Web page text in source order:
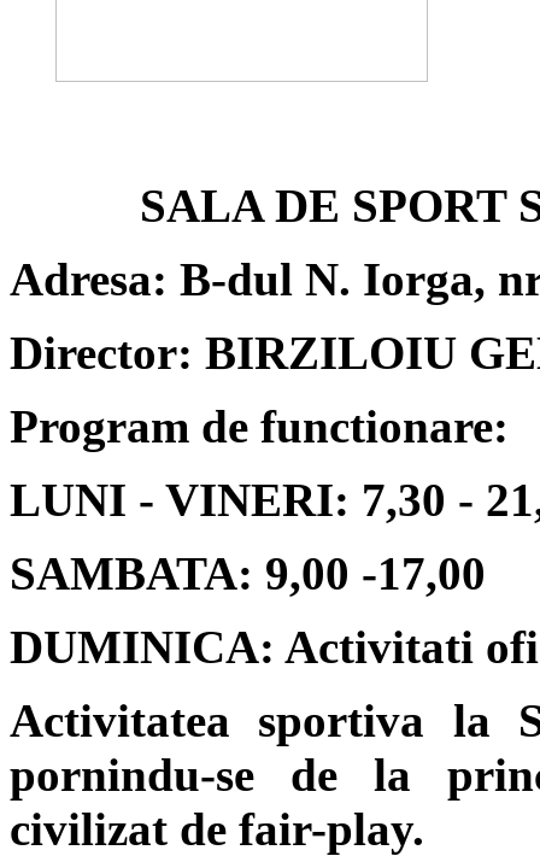
SALA DE SPORT
Adresa: B-dul N. Iorga,
Director: BIRZILOIU
Program de functionare:
LUNI - VINERI: 7,30 -
SAMBATA: 9,00 -17,00
DUMINICA: Activitati
Activitatea sportiva la
pornindu-se de la
civilizat de fair-play.